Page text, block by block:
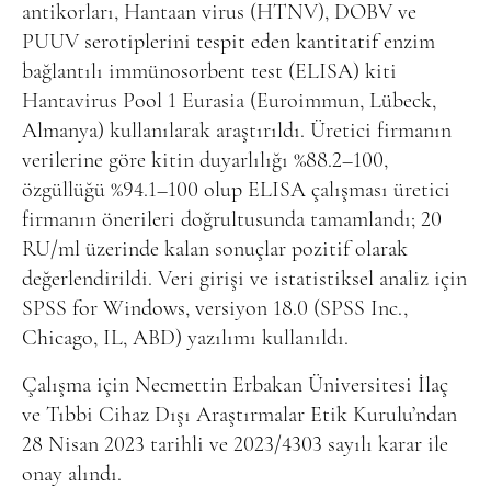
antikorları, Hantaan virus (HTNV), DOBV ve
PUUV serotiplerini tespit eden kantitatif enzim
bağlantılı immünosorbent test (ELISA) kiti
Hantavirus Pool 1 Eurasia (Euroimmun, Lübeck,
Almanya) kullanılarak araştırıldı. Üretici firmanın
verilerine göre kitin duyarlılığı %88.2–100,
özgüllüğü %94.1–100 olup ELISA çalışması üretici
firmanın önerileri doğrultusunda tamamlandı; 20
RU/ml üzerinde kalan sonuçlar pozitif olarak
değerlendirildi. Veri girişi ve istatistiksel analiz için
SPSS for Windows, versiyon 18.0 (SPSS Inc.,
Chicago, IL, ABD) yazılımı kullanıldı.
Çalışma için Necmettin Erbakan Üniversitesi İlaç
ve Tıbbi Cihaz Dışı Araştırmalar Etik Kurulu’ndan
28 Nisan 2023 tarihli ve 2023/4303 sayılı karar ile
onay alındı.